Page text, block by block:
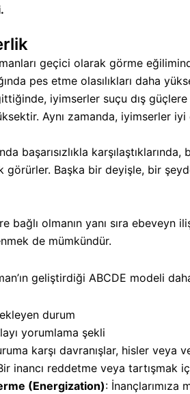
geçici olarak görme
pes etme olasılıkları daha
iyimserler suçu dış
Aynı zamanda, iyimserler
başarısızlıkla
Başka bir deyişle, bir
bağlı olmanın yanı sıra
de mümkündür.
geliştirdiği ABCDE modeli
durum
yorumlama şekli
karşı davranışlar, hisler veya
inancı reddetme veya tartışmak
(Energization): İnançlarımıza